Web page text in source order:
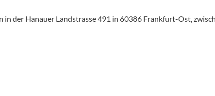
in der Hanauer Landstrasse 491 in 60386 Frankfurt-Ost,